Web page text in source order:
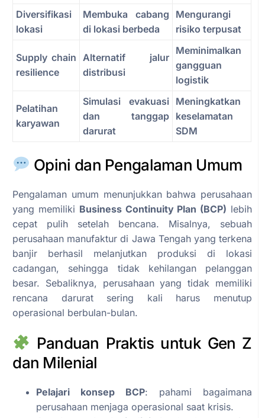
Diversifikasi
lokasi
Membuka cabang
di lokasi berbeda
Mengurangi
risiko terpusat
Supply chain
resilience
Alternatif jalur
distribusi
Meminimalkan
gangguan
logistik
Pelatihan
karyawan
Simulasi evakuasi
dan tanggap
darurat
Meningkatkan
keselamatan
SDM
Opini dan Pengalaman Umum
Pengalaman umum menunjukkan bahwa perusahaan
yang memiliki Business Continuity Plan (BCP) lebih
cepat pulih setelah bencana. Misalnya, sebuah
perusahaan manufaktur di Jawa Tengah yang terkena
banjir berhasil melanjutkan produksi di lokasi
cadangan, sehingga tidak kehilangan pelanggan
besar. Sebaliknya, perusahaan yang tidak memiliki
rencana darurat sering kali harus menutup
operasional berbulan-bulan.
Panduan Praktis untuk Gen Z
dan Milenial
Pelajari konsep BCP: pahami bagaimana
perusahaan menjaga operasional saat krisis.